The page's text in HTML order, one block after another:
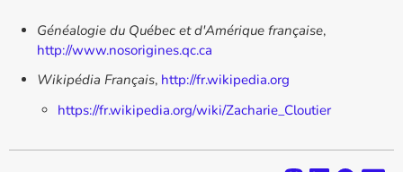
Généalogie du Québec et d'Amérique française,
http://www.nosorigines.qc.ca
Wikipédia Français, http://fr.wikipedia.org
https://fr.wikipedia.org/wiki/Zacharie_Cloutier